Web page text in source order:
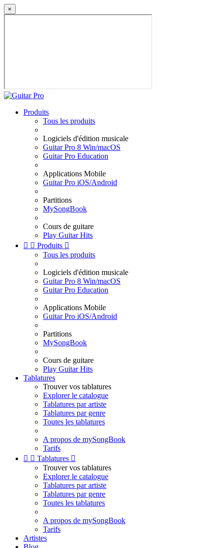
×
Produits
Tous les produits
Logiciels d'édition musicale
Guitar Pro 8 Win/macOS
Guitar Pro Education
Applications Mobile
Guitar Pro iOS/Android
Partitions
MySongBook
Cours de guitare
Play Guitar Hits
  Produits 
Tous les produits
Logiciels d'édition musicale
Guitar Pro 8 Win/macOS
Guitar Pro Education
Applications Mobile
Guitar Pro iOS/Android
Partitions
MySongBook
Cours de guitare
Play Guitar Hits
Tablatures
Trouver vos tablatures
Explorer le catalogue
Tablatures par artiste
Tablatures par genre
Toutes les tablatures
A propos de mySongBook
Tarifs
  Tablatures 
Trouver vos tablatures
Explorer le catalogue
Tablatures par artiste
Tablatures par genre
Toutes les tablatures
A propos de mySongBook
Tarifs
Artistes